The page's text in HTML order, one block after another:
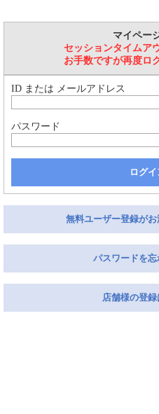
マイペー
セッションタイムア
お手数ですが再度ロ
ID または メールアドレス
パスワード
ログ
無料ユーザー登録が
パスワードを
店舗様の登